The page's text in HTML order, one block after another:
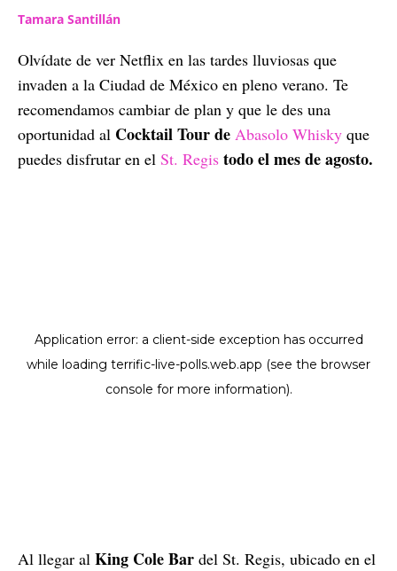
Tamara Santillán
Olvídate de ver Netflix en las tardes lluviosas que
invaden a la Ciudad de México en pleno verano. Te
recomendamos cambiar de plan y que le des una
oportunidad al Cocktail Tour de Abasolo Whisky que
puedes disfrutar en el St. Regis todo el mes de agosto.
Al llegar al King Cole Bar del St. Regis, ubicado en el